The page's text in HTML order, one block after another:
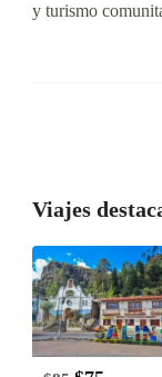
y turismo
Viajes